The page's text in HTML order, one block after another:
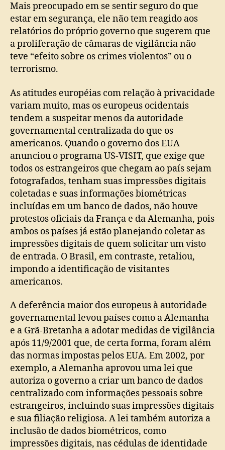
Mais preocupado em se sentir seguro do que
estar em segurança, ele não tem reagido aos
relatórios do próprio governo que sugerem que
a proliferação de câmaras de vigilância não
teve “efeito sobre os crimes violentos” ou o
terrorismo.
As atitudes européias com relação à privacidade
variam muito, mas os europeus ocidentais
tendem a suspeitar menos da autoridade
governamental centralizada do que os
americanos. Quando o governo dos EUA
anunciou o programa US-VISIT, que exige que
todos os estrangeiros que chegam ao país sejam
fotografados, tenham suas impressões digitais
coletadas e suas informações biométricas
incluídas em um banco de dados, não houve
protestos oficiais da França e da Alemanha, pois
ambos os países já estão planejando coletar as
impressões digitais de quem solicitar um visto
de entrada. O Brasil, em contraste, retaliou,
impondo a identificação de visitantes
americanos.
A deferência maior dos europeus à autoridade
governamental levou países como a Alemanha
e a Grã-Bretanha a adotar medidas de vigilância
após 11/9/2001 que, de certa forma, foram além
das normas impostas pelos EUA. Em 2002, por
exemplo, a Alemanha aprovou uma lei que
autoriza o governo a criar um banco de dados
centralizado com informações pessoais sobre
estrangeiros, incluindo suas impressões digitais
e sua filiação religiosa. A lei também autoriza a
inclusão de dados biométricos, como
impressões digitais, nas cédulas de identidade